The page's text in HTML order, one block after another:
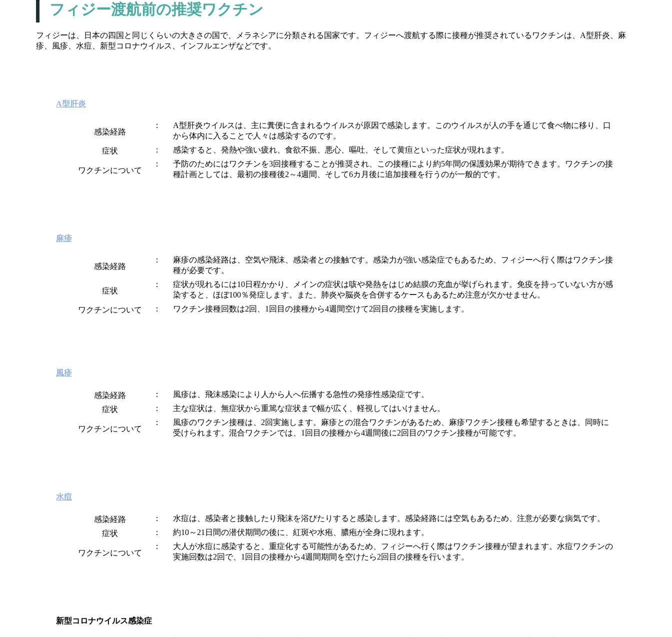
フィジー渡航前の推奨ワクチン
フィジーは、日本の四国と同じくらいの大きさの国で、メラネシアに分類される国家です。フィジーへ渡航する際に接種が推奨されているワクチンは、A型肝炎、麻
疹、風疹、水痘、新型コロナウイルス、インフルエンザなどです。
A型肝炎
感染経路
A型肝炎ウイルスは、主に糞便に含まれるウイルスが原因で感染します。このウイルスが人の手を通じて食べ物に移り、口
から体内に入ることで人々は感染するのです。
症状
感染すると、発熱や強い疲れ、食欲不振、悪心、嘔吐、そして黄疸といった症状が現れます。
ワクチンについて
予防のためにはワクチンを3回接種することが推奨され、この接種により約5年間の保護効果が期待できます。ワクチンの接
種計画としては、最初の接種後2～4週間、そして6カ月後に追加接種を行うのが一般的です。
麻疹
感染経路
麻疹の感染経路は、空気や飛沫、感染者との接触です。感染力が強い感染症でもあるため、フィジーへ行く際はワクチン接
種が必要です。
症状
症状が現れるには10日程かかり、メインの症状は咳や発熱をはじめ結膜の充血が挙げられます。免疫を持っていない方が感
染すると、ほぼ100％発症します。また、肺炎や脳炎を合併するケースもあるため注意が欠かせません。
ワクチンについて
ワクチン接種回数は2回、1回目の接種から4週間空けて2回目の接種を実施します。
風疹
感染経路
風疹は、飛沫感染により人から人へ伝播する急性の発疹性感染症です。
症状
主な症状は、無症状から重篤な症状まで幅が広く、軽視してはいけません。
ワクチンについて
風疹のワクチン接種は、2回実施します。麻疹との混合ワクチンがあるため、麻疹ワクチン接種も希望するときは、同時に
受けられます。混合ワクチンでは、1回目の接種から4週間後に2回目のワクチン接種が可能です。
水痘
感染経路
水痘は、感染者と接触したり飛沫を浴びたりすると感染します。感染経路には空気もあるため、注意が必要な病気です。
症状
約10～21日間の潜伏期間の後に、紅斑や水疱、膿疱が全身に現れます。
ワクチンについて
大人が水痘に感染すると、重症化する可能性があるため、フィジーへ行く際はワクチン接種が望まれます。水痘ワクチンの
実施回数は2回で、1回目の接種から4週間期間を空けたら2回目の接種を行います。
新型コロナウイルス感染症